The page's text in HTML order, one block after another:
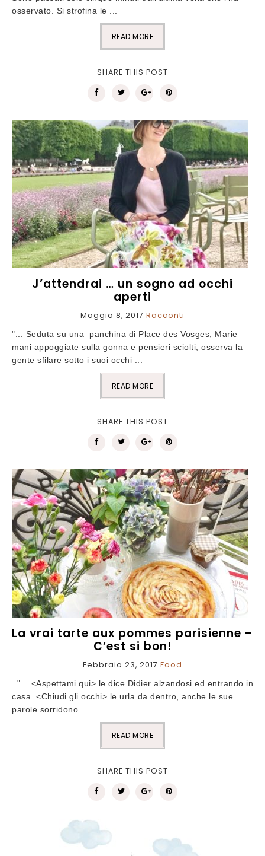
osservato. Si strofina le ...
READ MORE
SHARE THIS POST
J’attendrai … un sogno ad occhi
aperti
Maggio 8, 2017 Racconti
"... Seduta su una panchina di Place des Vosges, Marie
mani appoggiate sulla gonna e pensieri sciolti, osserva la
gente sfilare sotto i suoi occhi ...
READ MORE
SHARE THIS POST
La vrai tarte aux pommes parisienne –
C’est si bon!
Febbraio 23, 2017 Food
"... <Aspettami qui> le dice Didier alzandosi ed entrando in
casa. <Chiudi gli occhi> le urla da dentro, anche le sue
parole sorridono. ...
READ MORE
SHARE THIS POST